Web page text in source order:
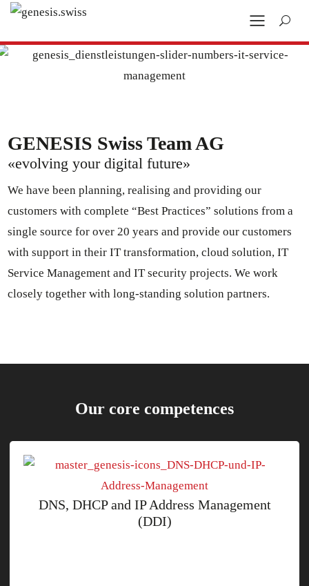
GENESIS Swiss Team AG
«evolving your digital future»
We have been planning, realising and providing our
customers with complete “Best Practices” solutions from a
single source for over 20 years and provide our customers
with support in their IT transformation, cloud solution, IT
Service Management and IT security projects. We work
closely together with long-standing solution partners.
Our core competences
DNS, DHCP and IP Address Management
(DDI)